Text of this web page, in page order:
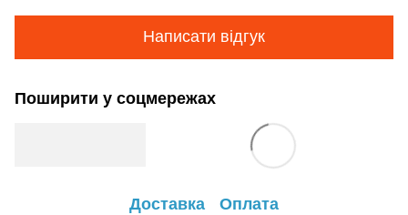
Написати відгук
Поширити у соцмережах
Доставка Оплата